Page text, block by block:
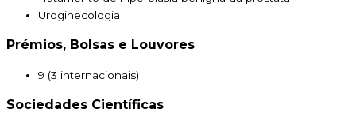
Uroginecologia
Prémios, Bolsas e Louvores
9 (3 internacionais)
Sociedades Científicas